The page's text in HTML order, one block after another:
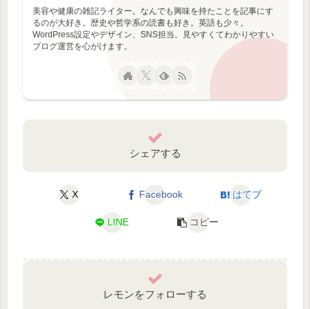
美容や健康の雑記ライター。なんでも興味を持たことを記事にす
るのが大好き。歴史や哲学系の読書も好き。英語も少々。
WordPress設定やデザイン、SNS担当。見やすくてわかりやすい
ブログ運営を心がけます。
シェアする
X Facebook はてブ
LINE コピー
レモンをフォローする